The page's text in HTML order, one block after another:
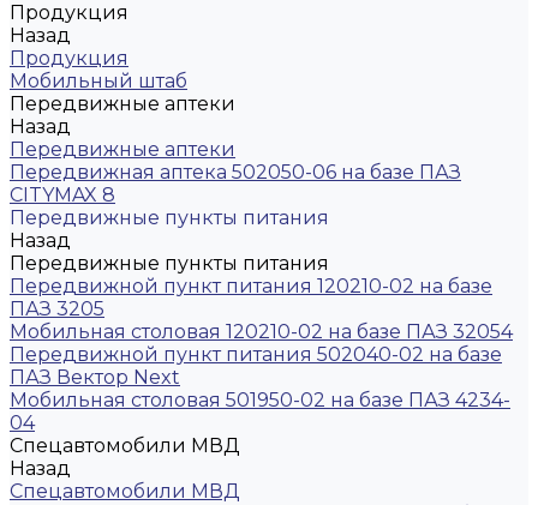
Продукция
Назад
Продукция
Мобильный штаб
Передвижные аптеки
Назад
Передвижные аптеки
Передвижная аптека 502050-06 на базе ПАЗ
CITYMAX 8
Передвижные пункты питания
Назад
Передвижные пункты питания
Передвижной пункт питания 120210-02 на базе
ПАЗ 3205
Мобильная столовая 120210-02 на базе ПАЗ 32054
Передвижной пункт питания 502040-02 на базе
ПАЗ Вектор Next
Мобильная столовая 501950-02 на базе ПАЗ 4234-
04
Спецавтомобили МВД
Назад
Спецавтомобили МВД